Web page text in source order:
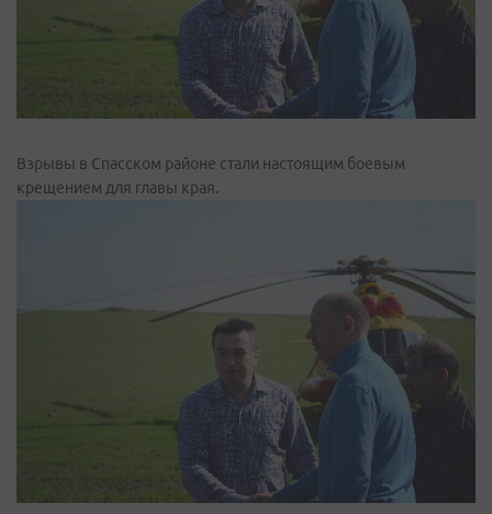
Взрывы в Спасском районе стали настоящим боевым
крещением для главы края.